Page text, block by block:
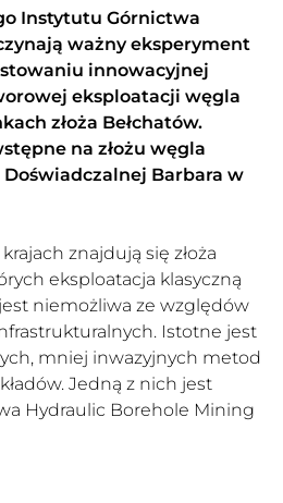
Instytutu Górnictwa
ważny eksperyment
innowacyjnej
eksploatacji węgla
złoża Bełchatów.
na złożu węgla
Barbara w
znajdują się złoża
eksploatacja klasyczną
niemożliwa ze względów
Istotne jest
mniej inwazyjnych metod
Jedną z nich jest
Hydraulic Borehole Mining